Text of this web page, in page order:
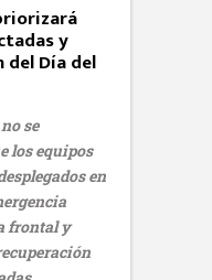
y
del Día del
se
los equipos
en
frontal y